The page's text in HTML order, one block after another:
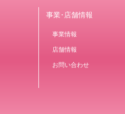
事業･店舗情報
事業情報
店舗情報
お問い合わせ